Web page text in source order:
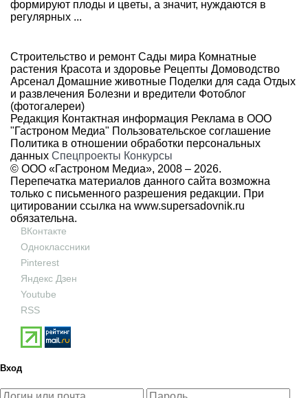
формируют плоды и цветы, а значит, нуждаются в
регулярных ...
Строительство и ремонт Сады мира Комнатные
растения Красота и здоровье Рецепты Домоводство
Арсенал Домашние животные Поделки для сада Отдых
и развлечения Болезни и вредители Фотоблог
(фотогалереи)
Редакция Контактная информация Реклама в ООО
"Гастроном Медиа" Пользовательское соглашение
Политика в отношении обработки персональных
данных Спецпроекты Конкурсы
© ООО «Гастроном Медиа», 2008 – 2026.
Перепечатка материалов данного сайта возможна
только с письменного разрешения редакции. При
цитировании ссылка на www.supersadovnik.ru
обязательна.
ВКонтакте
Одноклассники
Pinterest
Яндекс Дзен
Youtube
RSS
Вход